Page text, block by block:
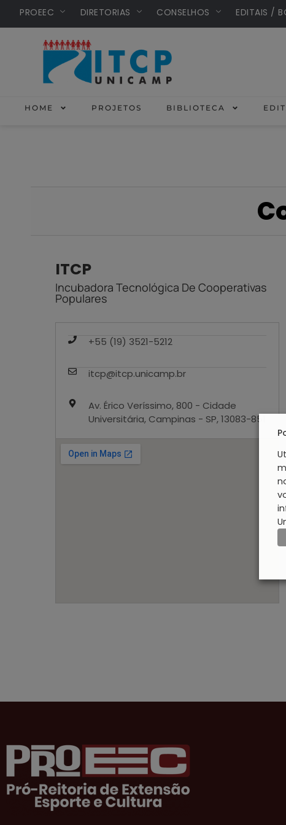
PROEEC DIRETORIAS CONSELHOS EDITAIS /
HOME PROJETOS BIBLIOTECA
ITCP
Incubadora Tecnológica De Cooperativas
Populares
+55 (19) 3521-5212
itcp@itcp.unicamp.br
Av. Érico Veríssimo, 800 - Cidade
Universitária, Campinas - SP, 13083-851